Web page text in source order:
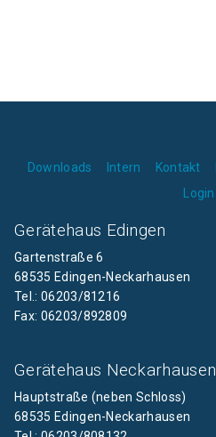
Downloads Intern Kontakt
Login
Gerätehaus Edingen
Gartenstraße 6
68535 Edingen-Neckarhausen
Tel.: 06203/81216
Fax: 06203/892809
Gerätehaus Neckarhausen
Hauptstraße (neben Schloss)
68535 Edingen-Neckarhausen